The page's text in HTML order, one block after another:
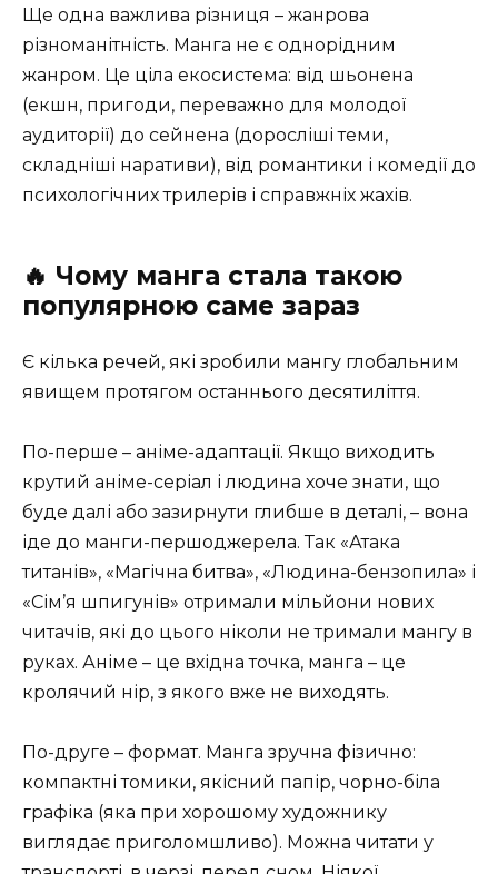
Ще одна важлива різниця – жанрова
різноманітність. Манга не є однорідним
жанром. Це ціла екосистема: від шьонена
(екшн, пригоди, переважно для молодої
аудиторії) до сейнена (доросліші теми,
складніші наративи), від романтики і комедії до
психологічних трилерів і справжніх жахів.
🔥 Чому манга стала такою
популярною саме зараз
Є кілька речей, які зробили мангу глобальним
явищем протягом останнього десятиліття.
По-перше – аніме-адаптації. Якщо виходить
крутий аніме-серіал і людина хоче знати, що
буде далі або зазирнути глибше в деталі, – вона
іде до манги-першоджерела. Так «Атака
титанів», «Магічна битва», «Людина-бензопила» і
«Сім’я шпигунів» отримали мільйони нових
читачів, які до цього ніколи не тримали мангу в
руках. Аніме – це вхідна точка, манга – це
кролячий нір, з якого вже не виходять.
По-друге – формат. Манга зручна фізично:
компактні томики, якісний папір, чорно-біла
графіка (яка при хорошому художнику
виглядає приголомшливо). Можна читати у